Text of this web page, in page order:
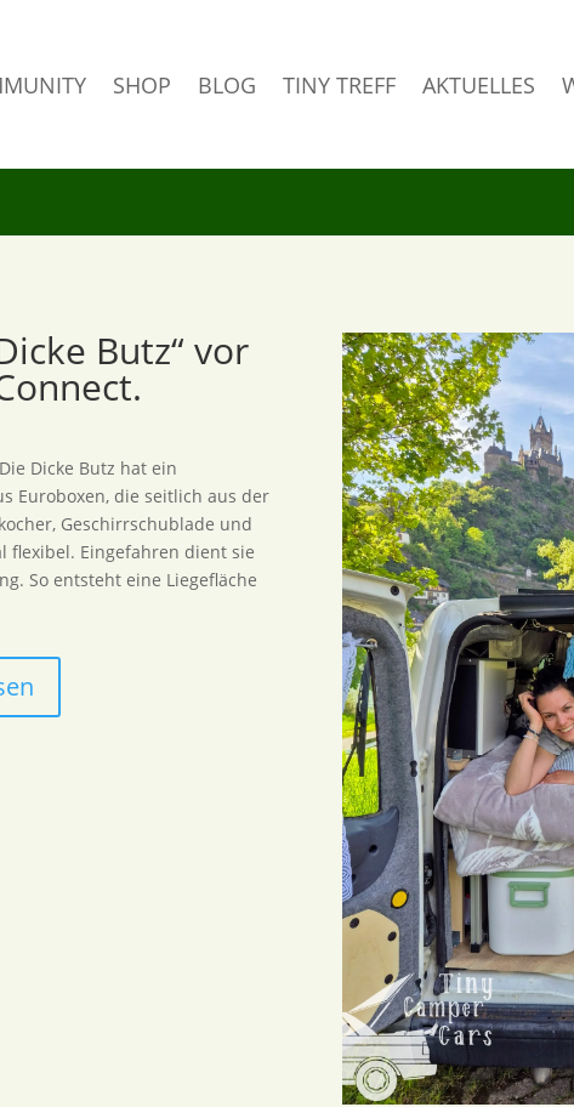
SHOP BLOG TINY TREFF AKTUELLES
Butz“ vor
Dicke Butz hat ein
Euroboxen, die seitlich aus der
Geschirrschublade und
flexibel. Eingefahren dient sie
So entsteht eine Liegefläche